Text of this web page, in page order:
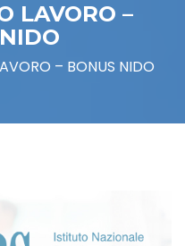
LAVORO –
– BONUS NIDO